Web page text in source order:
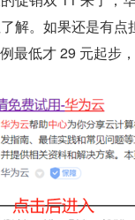
解。如果还是有
最低才 29 元起步